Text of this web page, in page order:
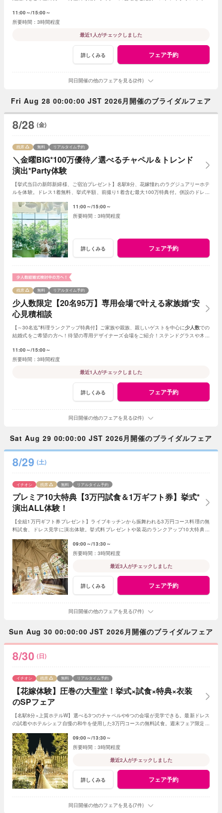
11:00～ 15:00～
3時間程度
最近1人がチェックしました
詳しくみる フェア予約
同日開催の他のフェアを見る(2件)
Fri Aug 28 00:00:00 JST 2026月開催のブライダルフェア
8/28 (金)
＼金曜BIG*100万優待／選べるチャペル＆トレンド
演出*Party体験
残席 無料 リアルタイム予約
【挙式当日の新郎新婦様、ご宿泊プレゼント】名駅8分、花嫁憧れのラグジュアリーホテ
ルを体験。ドレス1着無料、挙式半額、前撮り1着含む最大100万特典付。併設のドレス
11:00～ 15:00～
3時間程度
詳しくみる フェア予約
少人数限定【20名95万】専用会場で叶える家族婚*安
心見積相談
残席 無料 リアルタイム予約
【～30名迄*料理ランクアップ特典付】ご家族や親族、親しいゲストを中心に少人数での
結婚式をご希望の方へ！待望の専用デザイナーズ会場をご紹介！ステンドグラスや木目
11:00～ 15:00～
3時間程度
最近1人がチェックしました
詳しくみる フェア予約
同日開催の他のフェアを見る(2件)
Sat Aug 29 00:00:00 JST 2026月開催のブライダルフェア
8/29 (土)
プレミア10大特典【3万円試食＆1万ギフト券】挙式*
演出ALL体験！
イチオシ 残席 無料 リアルタイム予約
【全組1万円ギフト券プレゼント】ライブキッチンから振舞われる3万円コース料理の無
料試食、ドレス見学に演出体験。挙式料プレゼントや装花のランクアップ10大特典付
09:00～ 13:30～
3時間程度
最近3人がチェックしました
詳しくみる フェア予約
同日開催の他のフェアを見る(7件)
Sun Aug 30 00:00:00 JST 2026月開催のブライダルフェア
8/30 (日)
【花嫁体験】圧巻の大聖堂！挙式×試食×特典×衣装
のSPフェア
イチオシ 残席 無料 リアルタイム予約
【名駅8分×上質ホテルW】選べる3つのチャペルや6つの会場が見学できる。最新ドレス
の試着やホテルシェフ自慢の和牛を使用した3万円コースの無料試食。週末フェア限定ド
09:00～ 13:30～
3時間程度
最近2人がチェックしました
詳しくみる フェア予約
同日開催の他のフェアを見る(7件)